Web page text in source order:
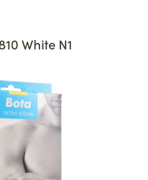
White N1